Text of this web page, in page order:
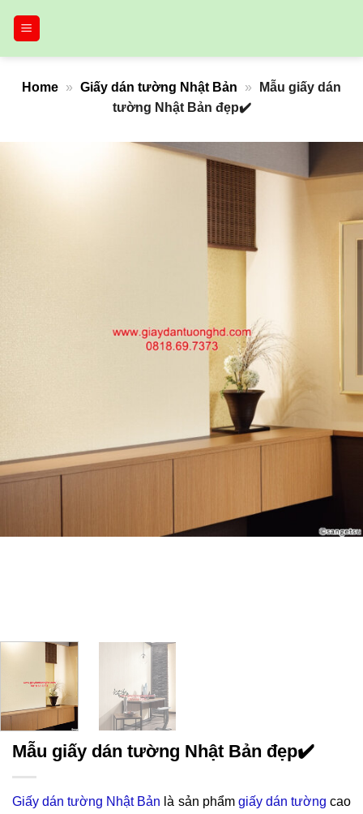
Home » Giấy dán tường Nhật Bản »
Mẫu giấy dán
tường Nhật Bản đẹp✔️
Mẫu giấy dán tường Nhật Bản đẹp✔️
Giấy dán tường Nhật Bản là sản phẩm giấy dán tường cao